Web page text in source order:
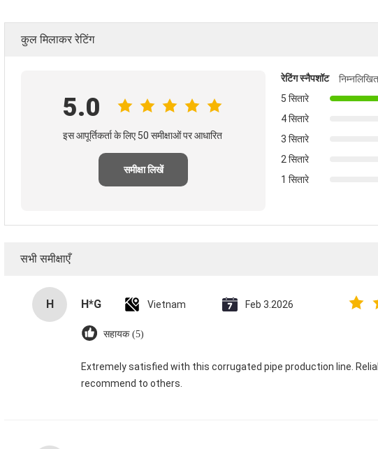
कुल मिलाकर रेटिंग
5.0
इस आपूर्तिकर्ता के लिए 50 समीक्षाओं पर आधारित
समीक्षा लिखें
रेटिंग स्नैपशॉट
5 सितारे
4 सितारे
3 सितारे
2 सितारे
1 सितारे
सभी समीक्षाएँ
H H*G Vietnam Feb 3.2026
सहायक (5)
Extremely satisfied with this corrugated pipe production line.
recommend to others.